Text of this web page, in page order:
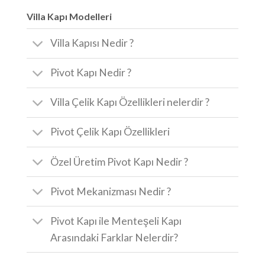
Villa Kapı Modelleri
Villa Kapısı Nedir ?
Pivot Kapı Nedir ?
Villa Çelik Kapı Özellikleri nelerdir ?
Pivot Çelik Kapı Özellikleri
Özel Üretim Pivot Kapı Nedir ?
Pivot Mekanizması Nedir ?
Pivot Kapı ile Menteşeli Kapı
Arasındaki Farklar Nelerdir?